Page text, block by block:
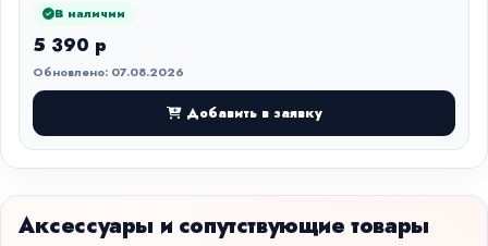
В наличии
5 390 р
Обновлено: 07.08.2026
Добавить в заявку
Аксессуары и сопутствующие товары